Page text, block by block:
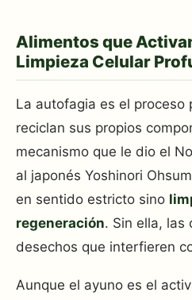
Alimentos que
Limpieza Celular
La autofagia es el proceso
reciclan sus propios
mecanismo que le dio el
al japonés Yoshinori
en sentido estricto sino
regeneración. Sin ella, las
desechos que interfieren
Aunque el ayuno es el